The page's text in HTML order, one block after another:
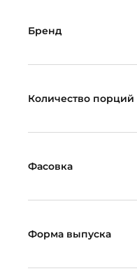
Бренд
Количество порций
Фасовка
Форма выпуска